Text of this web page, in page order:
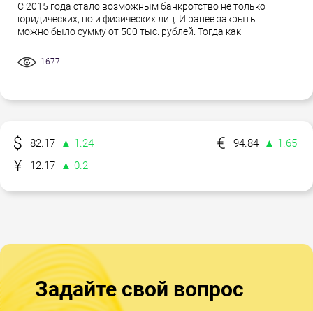
С 2015 года стало возможным банкротство не только
юридических, но и физических лиц. И ранее закрыть
можно было сумму от 500 тыс. рублей. Тогда как
1677
82.17 ▲ 1.24 94.84
▲ 1.65
12.17
▲ 0.2
Задайте свой вопрос